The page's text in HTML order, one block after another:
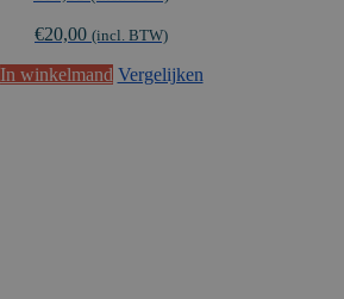
€20,00 (incl. BTW)
In winkelmand Vergelijken